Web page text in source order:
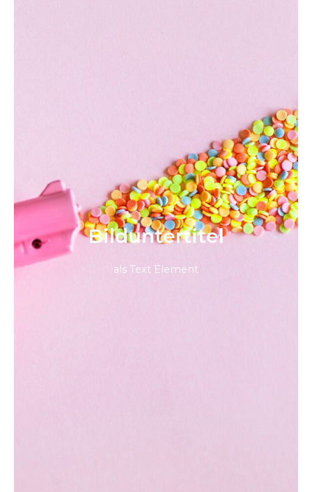
Bild­unter­titel
als Text Element